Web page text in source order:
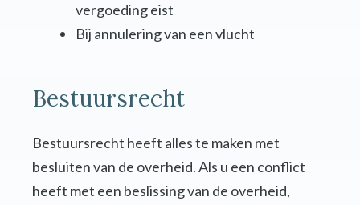
vergoeding eist
Bij annulering van een vlucht
Bestuursrecht
Bestuursrecht heeft alles te maken met
besluiten van de overheid. Als u een conflict
heeft met een beslissing van de overheid,